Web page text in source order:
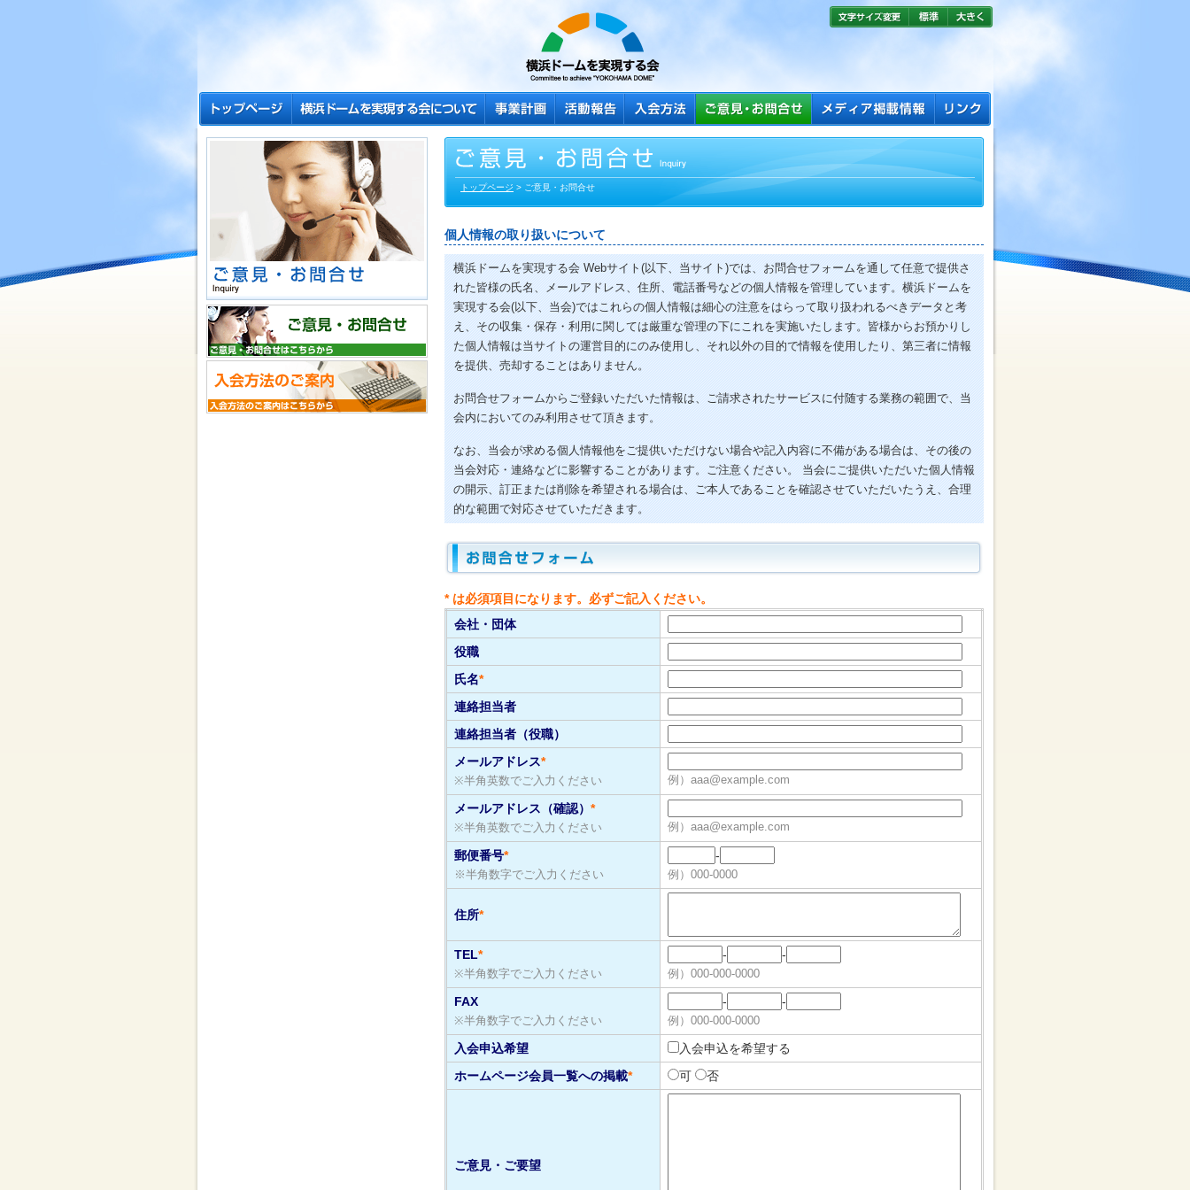
トップページ > ご意見・お問合せ
個人情報の取り扱いについて
横浜ドームを実現する会 Webサイト(以下、当サイト)では、お問合せフォームを通して任意で提供さ
れた皆様の氏名、メールアドレス、住所、電話番号などの個人情報を管理しています。横浜ドームを
実現する会(以下、当会)ではこれらの個人情報は細心の注意をはらって取り扱われるべきデータと考
え、その収集・保存・利用に関しては厳重な管理の下にこれを実施いたします。皆様からお預かりし
た個人情報は当サイトの運営目的にのみ使用し、それ以外の目的で情報を使用したり、第三者に情報
を提供、売却することはありません。
お問合せフォームからご登録いただいた情報は、ご請求されたサービスに付随する業務の範囲で、当
会内においてのみ利用させて頂きます。
なお、当会が求める個人情報他をご提供いただけない場合や記入内容に不備がある場合は、その後の
当会対応・連絡などに影響することがあります。ご注意ください。 当会にご提供いただいた個人情報
の開示、訂正または削除を希望される場合は、ご本人であることを確認させていただいたうえ、合理
的な範囲で対応させていただきます。
* は必須項目になります。必ずご記入ください。
会社・団体
役職
氏名*
連絡担当者
連絡担当者（役職）
メールアドレス*
※半角英数でご入力ください 例）aaa@example.com
メールアドレス（確認） *
※半角英数でご入力ください 例）aaa@example.com
郵便番号*
※半角数字でご入力ください
-
例）000-0000
住所*
TEL*
※半角数字でご入力ください
- -
例）000-000-0000
FAX
※半角数字でご入力ください
- -
例）000-000-0000
入会申込希望
入会申込を希望する
ホームページ会員一覧への掲載* 可 否
ご意見・ご要望